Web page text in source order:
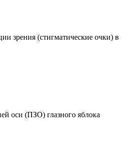
зрения (стигматические очки) в
оси (ПЗО) глазного яблока